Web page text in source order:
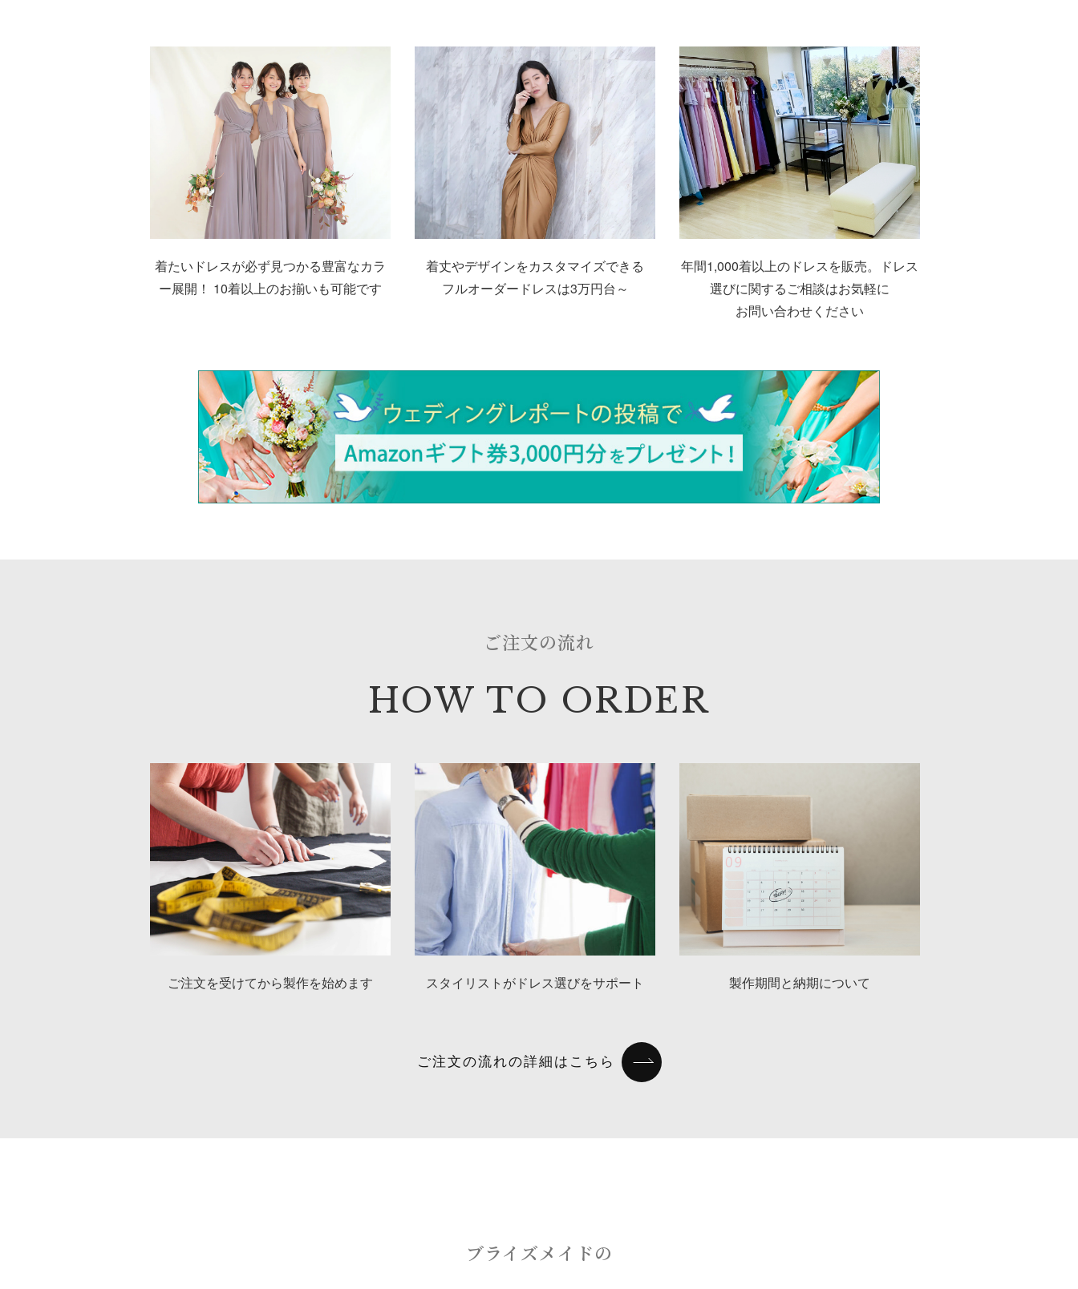
着たいドレスが必ず見つかる豊富なカラ
ー展開！ 10着以上のお揃いも可能です
着丈やデザインをカスタマイズできる
フルオーダードレスは3万円台～
年間1,000着以上のドレスを販売。ドレス
選びに関するご相談はお気軽に
お問い合わせください
ご注文の流れ
HOW TO ORDER
ご注文を受けてから製作を始めます スタイリストがドレス選びをサポート 製作期間と納期について
ご注文の流れの詳細はこちら
ブライズメイドの